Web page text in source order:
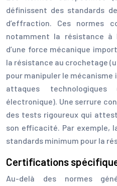
définissent des standards
d’effraction. Ces normes
notamment la résistance
d’une force mécanique
la résistance au crochetage
pour manipuler le
attaques
électronique). Une serrure
des tests rigoureux qui
son efficacité. Par exemple,
standards minimum pour la
Certifications
Au-delà des normes